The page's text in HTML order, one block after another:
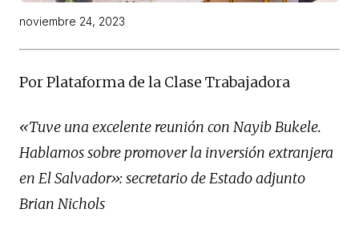
noviembre 24, 2023
Por Plataforma de la Clase Trabajadora
«Tuve una excelente reunión con Nayib Bukele.
Hablamos sobre promover la inversión extranjera
en El Salvador»: secretario de Estado adjunto
Brian Nichols